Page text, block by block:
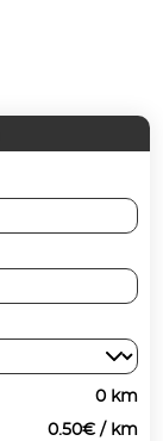
0 km
0.50€ / km